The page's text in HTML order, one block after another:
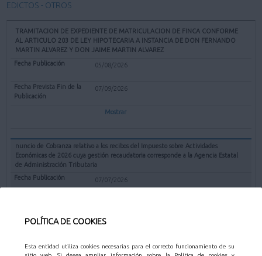
POLÍTICA DE COOKIES
Esta entidad utiliza cookies necesarias para el correcto funcionamiento de su
EDICTOS - OTROS
TRAMITACION DE EXPEDIENTE DE MATRICULACION DE FINCA CONFORME
AL ARTICULO 203 DE LEY HIPOTECARIA A INSTANCIA DE DON FERNANDO
MARTIN ALVAREZ Y DON JAIME MARTIN ALVAREZ
05/08/2026
07/09/2026
Mostrar
nuncio de Cobranza relativo a los recibos del Impuesto sobre Actividades
Económicas de 2026 cuya gestión recaudatoria corresponde a la Agencia Estatal
de Administración Tributaria
07/07/2026
Mostrar